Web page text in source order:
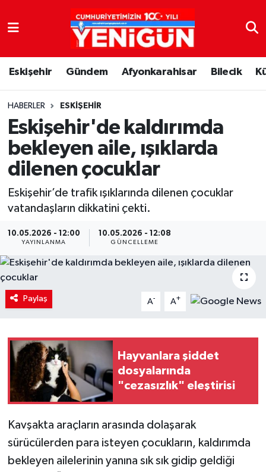
Eskişehir Gündem Afyonkarahisar Bilecik
HABERLER ESKIŞEHIR
Eskişehir'de kaldırımda
bekleyen aile, ışıklarda
dilenen çocuklar
Eskişehir’de trafik ışıklarında dilenen çocuklar
vatandaşların dikkatini çekti.
10.05.2026 - 12:00
YAYINLANMA
10.05.2026 - 12:08
GÜNCELLEME
Paylaş A- A+
Hayvanlara şiddet
dosyalarında
"cezasızlık" eleştirisi
Kavşakta araçların arasında dolaşarak
sürücülerden para isteyen çocukların, kaldırımda
bekleyen ailelerinin yanına sık sık gidip geldiği
Nöbetçi Eczaneler
Hava Durumu
Trafik Durumu
Süper Lig Puan Durumu ve Fikstür
Tüm Manşetler
Son Dakika Haberleri
Haber Arşivi